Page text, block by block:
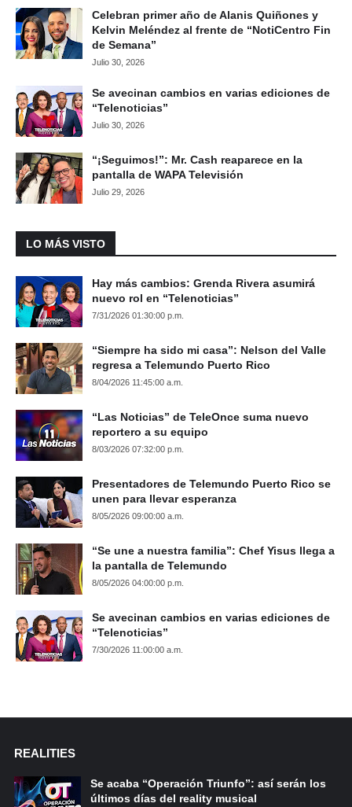
Celebran primer año de Alanis Quiñones y
Kelvin Meléndez al frente de “NotiCentro Fin
de Semana”
Julio 30, 2026
Se avecinan cambios en varias ediciones de
“Telenoticias”
Julio 30, 2026
“¡Seguimos!”: Mr. Cash reaparece en la
pantalla de WAPA Televisión
Julio 29, 2026
LO MÁS VISTO
Hay más cambios: Grenda Rivera asumirá
nuevo rol en “Telenoticias”
7/31/2026 01:30:00 p.m.
“Siempre ha sido mi casa”: Nelson del Valle
regresa a Telemundo Puerto Rico
8/04/2026 11:45:00 a.m.
“Las Noticias” de TeleOnce suma nuevo
reportero a su equipo
8/03/2026 07:32:00 p.m.
Presentadores de Telemundo Puerto Rico se
unen para llevar esperanza
8/05/2026 09:00:00 a.m.
“Se une a nuestra familia”: Chef Yisus llega a
la pantalla de Telemundo
8/05/2026 04:00:00 p.m.
Se avecinan cambios en varias ediciones de
“Telenoticias”
7/30/2026 11:00:00 a.m.
REALITIES
Se acaba “Operación Triunfo”: así serán los
últimos días del reality musical